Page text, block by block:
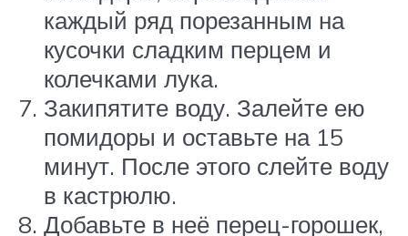
каждый ряд порезанным на
кусочки сладким перцем и
колечками лука.
Закипятите воду. Залейте ею
помидоры и оставьте на 15
минут. После этого слейте воду
в кастрюлю.
Добавьте в неё перец-горошек,